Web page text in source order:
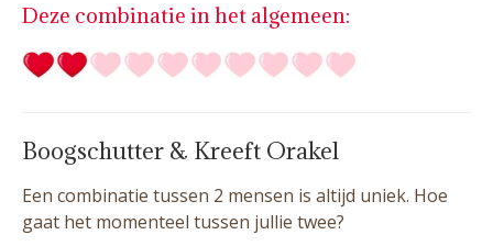
Deze combinatie in het algemeen:
Boogschutter & Kreeft Orakel
Een combinatie tussen 2 mensen is altijd uniek. Hoe
gaat het momenteel tussen jullie twee?